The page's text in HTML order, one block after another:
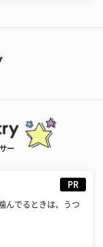
ー
PR
んでるときは、うつ